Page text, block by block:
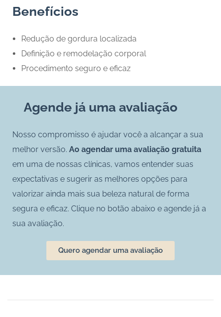
Benefícios
Redução de gordura localizada
Definição e remodelação corporal
Procedimento seguro e eficaz
Agende já uma avaliação
Nosso compromisso é ajudar você a alcançar a sua
melhor versão. Ao agendar uma avaliação gratuita
em uma de nossas clínicas, vamos entender suas
expectativas e sugerir as melhores opções para
valorizar ainda mais sua beleza natural de forma
segura e eficaz. Clique no botão abaixo e agende já a
sua avaliação.
Quero agendar uma avaliação